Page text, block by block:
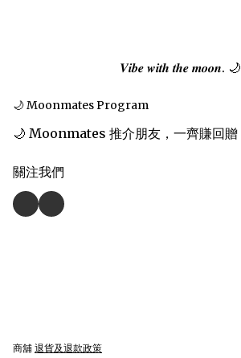
𝑽𝒊𝒃𝒆 𝒘𝒊𝒕𝒉 𝒕𝒉𝒆 𝒎𝒐𝒐𝒏. 🌙
🌙 Moonmates Program
🌙 Moonmates 推介朋友，一齊賺回贈
關注我們
商舖 退貨及退款政策